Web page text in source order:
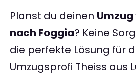
Planst du deinen Umzug
nach Foggia? Keine
die perfekte Lösung für
Umzugsprofi Theiss aus